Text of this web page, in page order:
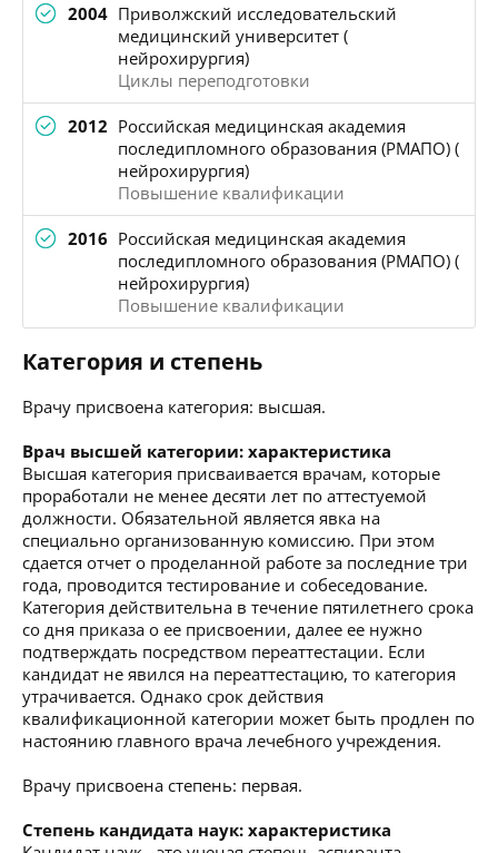
2004 Приволжский исследовательский
медицинский университет (
нейрохирургия)
Циклы переподготовки
2012 Российская медицинская академия
последипломного образования (РМАПО) (
нейрохирургия)
Повышение квалификации
2016 Российская медицинская академия
последипломного образования (РМАПО) (
нейрохирургия)
Повышение квалификации
Категория и степень
Врачу присвоена категория: высшая.
Врач высшей категории: характеристика
Высшая категория присваивается врачам, которые
проработали не менее десяти лет по аттестуемой
должности. Обязательной является явка на
специально организованную комиссию. При этом
сдается отчет о проделанной работе за последние три
года, проводится тестирование и собеседование.
Категория действительна в течение пятилетнего срока
со дня приказа о ее присвоении, далее ее нужно
подтверждать посредством переаттестации. Если
кандидат не явился на переаттестацию, то категория
утрачивается. Однако срок действия
квалификационной категории может быть продлен по
настоянию главного врача лечебного учреждения.
Врачу присвоена степень: первая.
Степень кандидата наук: характеристика